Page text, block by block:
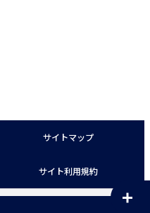
サイトマップ
サイト利用規約